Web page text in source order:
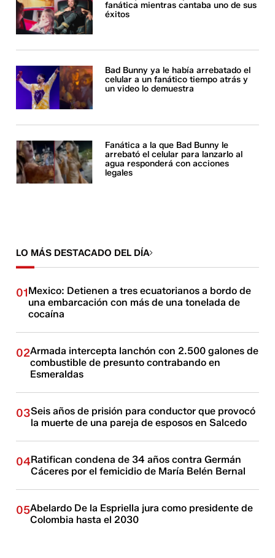
fanática mientras cantaba uno de sus
éxitos
Bad Bunny ya le había arrebatado el
celular a un fanático tiempo atrás y
un video lo demuestra
Fanática a la que Bad Bunny le
arrebató el celular para lanzarlo al
agua responderá con acciones
legales
LO MÁS DESTACADO DEL DÍA
01Mexico: Detienen a tres ecuatorianos a bordo de
una embarcación con más de una tonelada de
cocaína
02Armada intercepta lanchón con 2.500 galones de
combustible de presunto contrabando en
Esmeraldas
03Seis años de prisión para conductor que provocó
la muerte de una pareja de esposos en Salcedo
04Ratifican condena de 34 años contra Germán
Cáceres por el femicidio de María Belén Bernal
05Abelardo De la Espriella jura como presidente de
Colombia hasta el 2030